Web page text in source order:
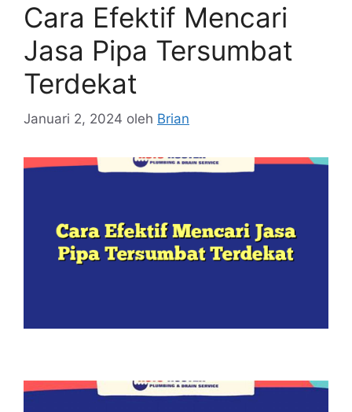
Cara Efektif Mencari
Jasa Pipa Tersumbat
Terdekat
Januari 2, 2024 oleh Brian